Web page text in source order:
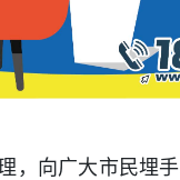
，向广大市民埋